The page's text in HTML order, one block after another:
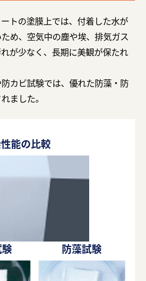
トの塗膜上では、付着した水が
め、空気中の塵や埃、排気ガス
が少なく、長期に美観が保たれ
カビ試験では、優れた防藻・防
ました。
能の比較
防藻試験